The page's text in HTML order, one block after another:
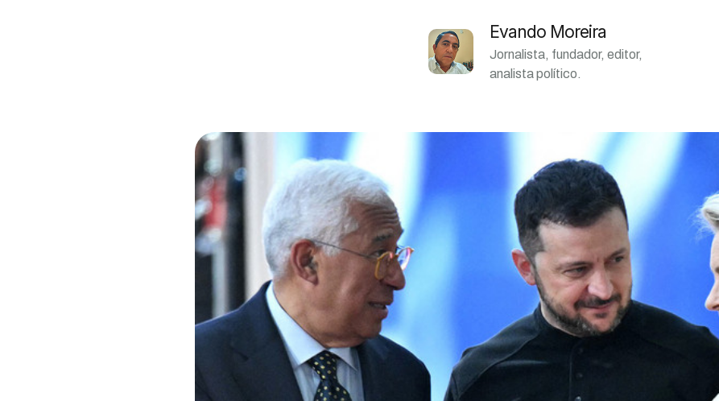
Evando Moreira
Jornalista, fundador, editor,
analista político.